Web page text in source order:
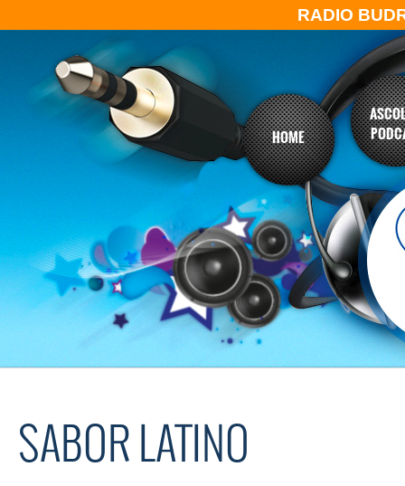
RADIO
HOME
SABOR LATINO